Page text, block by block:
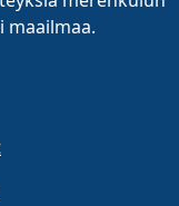
maailmaa.